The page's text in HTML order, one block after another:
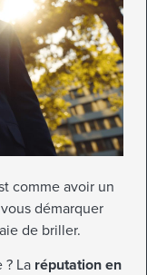
comme avoir un
démarquer
de briller.
La réputation en